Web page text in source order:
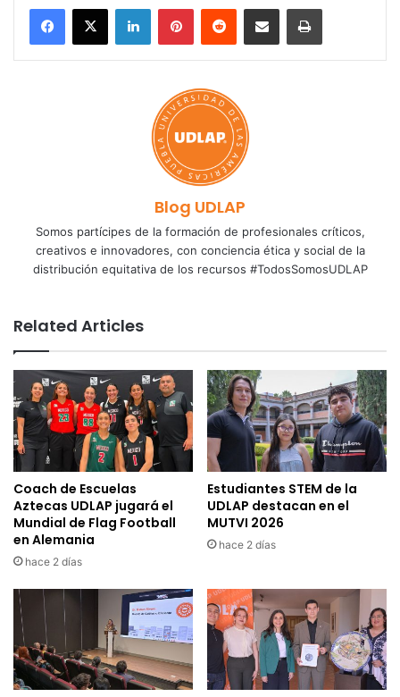
LinkedInPinterestReddit Share via Email Print
Blog UDLAP
Somos partícipes de la formación de profesionales críticos,
creativos e innovadores, con conciencia ética y social de la
distribución equitativa de los recursos #TodosSomosUDLAP
Related Articles
Coach de Escuelas
Aztecas UDLAP jugará el
Mundial de Flag Football
en Alemania
hace 2 días
Estudiantes STEM de la
UDLAP destacan en el
MUTVI 2026
hace 2 días